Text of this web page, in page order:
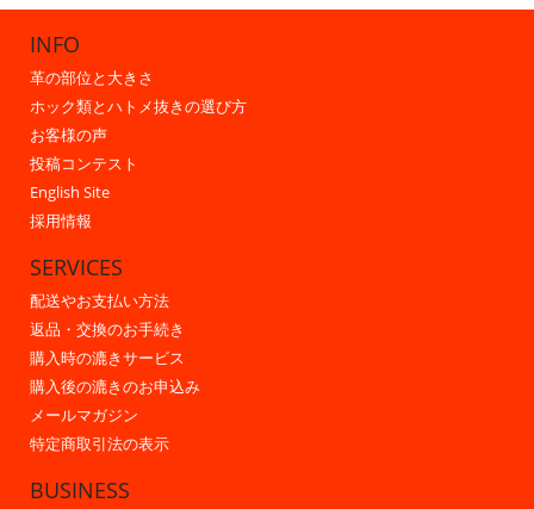
INFO
革の部位と大きさ
ホック類とハトメ抜きの選び方
お客様の声
投稿コンテスト
English Site
採用情報
SERVICES
配送やお支払い方法
返品・交換のお手続き
購入時の漉きサービス
購入後の漉きのお申込み
メールマガジン
特定商取引法の表示
BUSINESS